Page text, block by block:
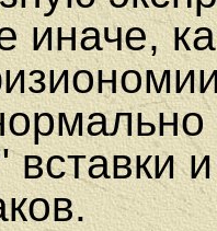
иначе,